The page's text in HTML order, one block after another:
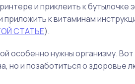
и приклеить к бутылочке
к витаминам
СТАТЬЕ).
особенно нужны организму. Вот
но и позаботиться о здоровье